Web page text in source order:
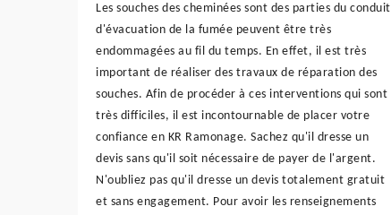
Les souches des cheminées sont des parties du conduit
d'évacuation de la fumée peuvent être très
endommagées au fil du temps. En effet, il est très
important de réaliser des travaux de réparation des
souches. Afin de procéder à ces interventions qui sont
très difficiles, il est incontournable de placer votre
confiance en KR Ramonage. Sachez qu'il dresse un
devis sans qu'il soit nécessaire de payer de l'argent.
N'oubliez pas qu'il dresse un devis totalement gratuit
et sans engagement. Pour avoir les renseignements